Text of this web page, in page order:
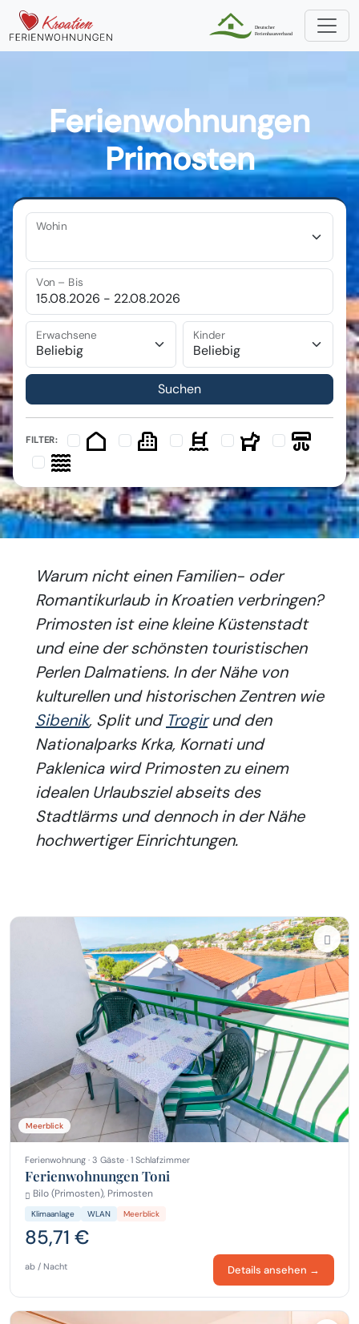
Ferienwohnungen
Primosten
Wohin
Von – Bis
Erwachsene Kinder
FILTER:
Warum nicht einen Familien- oder
Romantikurlaub in Kroatien verbringen?
Primosten ist eine kleine Küstenstadt
und eine der schönsten touristischen
Perlen Dalmatiens. In der Nähe von
kulturellen und historischen Zentren wie
Sibenik, Split und Trogirund den
Nationalparks Krka, Kornati und
Paklenica wird Primosten zu einem
idealen Urlaubsziel abseits des
Stadtlärms und dennoch in der Nähe
hochwertiger Einrichtungen.
Meerblick
Ferienwohnung · 3 Gäste · 1 Schlafzimmer
Ferienwohnungen Toni
Bilo (Primosten), Primosten
Klimaanlage WLAN Meerblick
85,71 €
ab / Nacht Details ansehen →